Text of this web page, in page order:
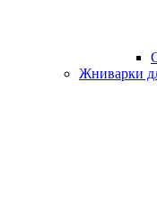
Жниварки